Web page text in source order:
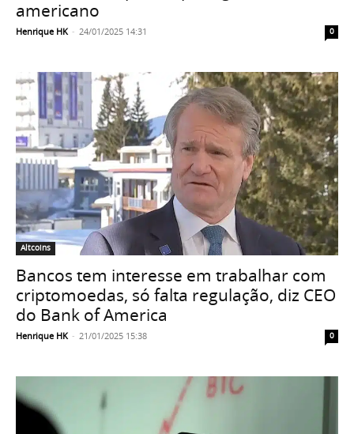
americano
Henrique HK - 24/01/2025 14:31 0
Altcoins
Bancos tem interesse em trabalhar com
criptomoedas, só falta regulação, diz CEO
do Bank of America
Henrique HK - 21/01/2025 15:38 0